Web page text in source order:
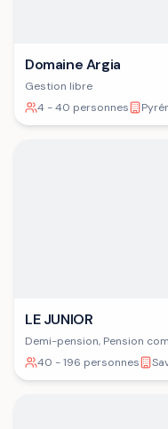
Domaine Argia
Gestion libre
4 - 40 personnes
LE JUNIOR
Demi-pension, Pension
40 - 196 personnes